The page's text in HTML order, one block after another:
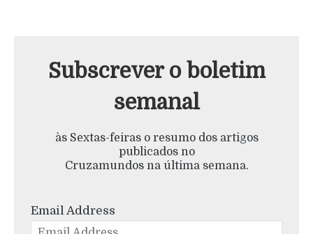
Subscrever o boletim
semanal
às Sextas-feiras o resumo dos artigos
publicados no
Cruzamundos na última semana.
Email Address